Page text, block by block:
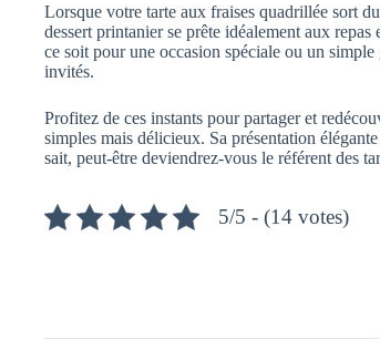
Lorsque votre tarte aux fraises quadrillée sort
dessert printanier se prête idéalement aux
ce soit pour une occasion spéciale ou un
invités.
Profitez de ces instants pour partager et
simples mais délicieux. Sa présentation
sait, peut-être deviendrez-vous le référent des
5/5 - (14 votes)